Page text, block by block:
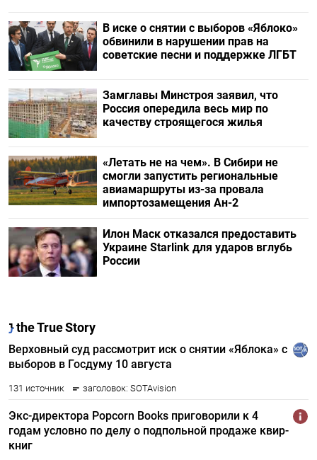
В иске о снятии с выборов «Яблоко»
обвинили в нарушении прав на
советские песни и поддержке ЛГБТ
Замглавы Минстроя заявил, что
Россия опередила весь мир по
качеству строящегося жилья
«Летать не на чем». В Сибири не
смогли запустить региональные
авиамаршруты из-за провала
импортозамещения Ан-2
Илон Маск отказался предоставить
Украине Starlink для ударов вглубь
России